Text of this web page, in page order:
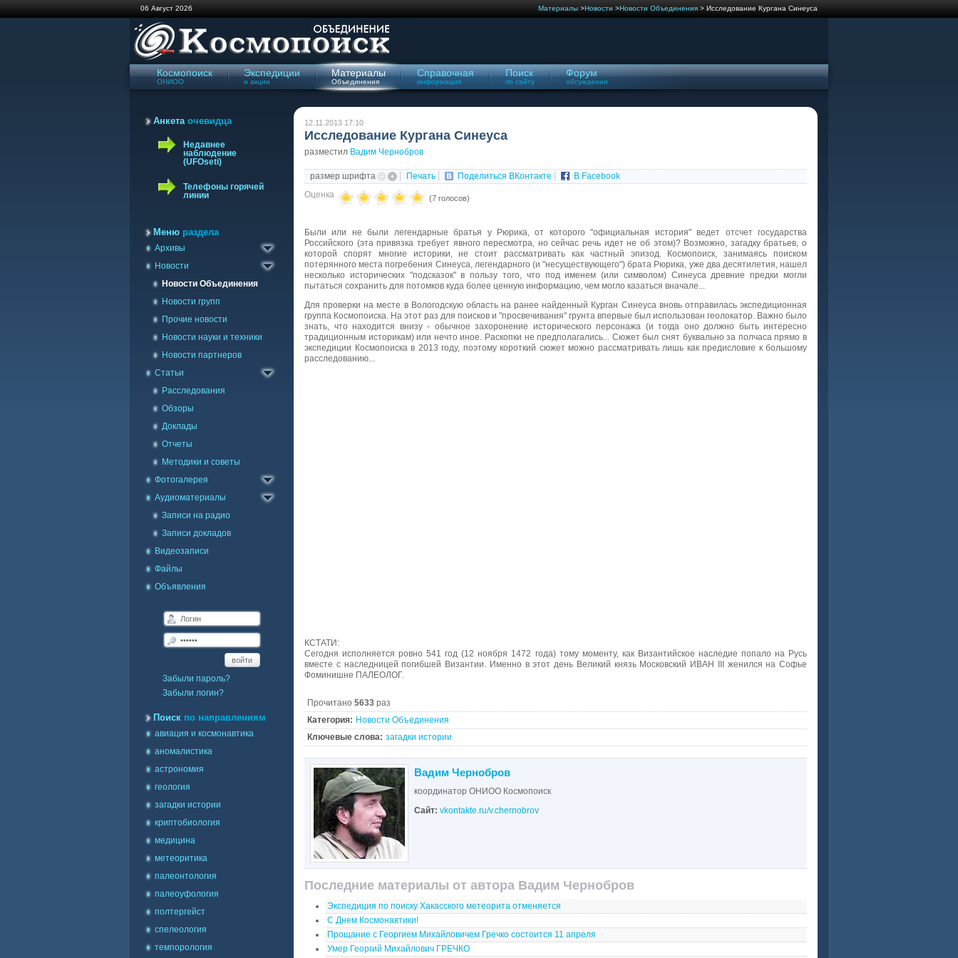
06 Август 2026 Материалы >Новости >Новости Объединения > Исследование Кургана Синеуса
Космопоиск
ОНИОО
Экспедиции
и акции
Материалы
Объединения
Справочная
информация
Поиск
по сайту
Форум
обсуждения
Анкетаочевидца
Недавнее
наблюдение
(UFOseti)
Телефоны горячей
линии
Меню раздела
Архивы
Газета Космопоиск
Архив новостей
Новости
Новости Объединения
Новости групп
Прочие новости
Новости науки и техники
Новости партнеров
Статьи
Расследования
Обзоры
Доклады
Отчеты
Методики и советы
Фотогалерея
Каталог фото
Галерея на карте
Аудиоматериалы
Записи на радио
Записи докладов
Видеозаписи
Файлы
Объявления
войти
Забыли пароль?
Забыли логин?
Поиск по направлениям
авиация и космонавтика
аномалистика
астрономия
геология
загадки истории
криптобиология
медицина
метеоритика
палеонтология
палеоуфология
полтергейст
спелеология
темпорология
12.11.2013 17:10
Исследование Кургана Синеуса
разместил Вадим Чернобров
размер шрифта Печать Поделиться ВКонтакте
В Facebook
Оценка
(7 голосов)
Были или не были легендарные братья у Рюрика, от которого "официальная история" ведет отсчет государства
Российского (эта привязка требует явного пересмотра, но сейчас речь идет не об этом)? Возможно, загадку братьев, о
которой спорят многие историки, не стоит рассматривать как частный эпизод. Космопоиск, занимаясь поиском
потерянного места погребения Синеуса, легендарного (и "несуществующего") брата Рюрика, уже два десятилетия, нашел
несколько исторических "подсказок" в пользу того, что под именем (или символом) Синеуса древние предки могли
пытаться сохранить для потомков куда более ценную информацию, чем могло казаться вначале...
Для проверки на месте в Вологодскую область на ранее найденный Курган Синеуса вновь отправилась экспедиционная
группа Космопоиска. На этот раз для поисков и "просвечивания" грунта впервые был использован геолокатор. Важно было
знать, что находится внизу - обычное захоронение исторического персонажа (и тогда оно должно быть интересно
традиционным историкам) или нечто иное. Раскопки не предполагались... Сюжет был снят буквально за полчаса прямо в
экспедиции Космопоиска в 2013 году, поэтому короткий сюжет можно рассматривать лишь как предисловие к большому
расследованию...
КСТАТИ:
Сегодня исполняется ровно 541 год (12 ноября 1472 года) тому моменту, как Византийское наследие попало на Русь
вместе с наследницей погибшей Византии. Именно в этот день Великий князь Московский ИВАН III женился на Софье
Фоминишне ПАЛЕОЛОГ.
Прочитано 5633 раз
Категория: Новости Объединения
Ключевые слова: загадки истории
Вадим Чернобров
координатор ОНИОО Космопоиск
Сайт: vkontakte.ru/v.chernobrov
Последние материалы от автора Вадим Чернобров
Экспедиция по поиску Хакасского метеорита отменяется
С Днем Космонавтики!
Прощание с Георгием Михайловичем Гречко состоится 11 апреля
Умер Георгий Михайлович ГРЕЧКО